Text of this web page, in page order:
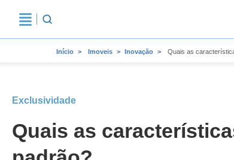
Início Imoveis Inovação Quais as
Exclusividade
Quais as